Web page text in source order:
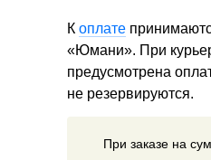
К оплате
«Юмани». При
предусмотрена
не резервируются.
При заказе на